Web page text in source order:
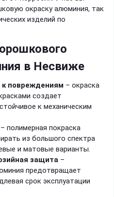
окраску алюминия, так
изделий по
в Несвиже
к повреждениям – окраска
создает
к механическим
– полимерная покраска
из большого спектра
и матовые варианты.
защита –
предотвращает
срок эксплуатации